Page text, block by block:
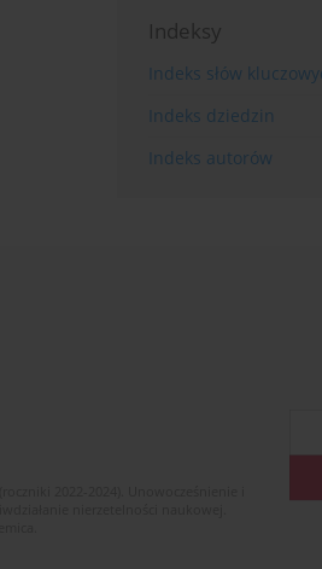
Indeksy
Indeks słów
Indeks dziedzin
Indeks autorów